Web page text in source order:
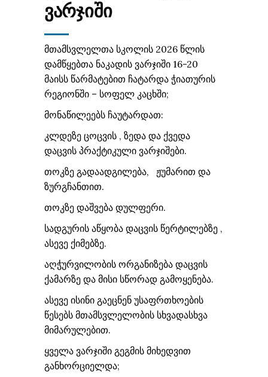
ᲕᲐᲠᲯᲘᲨᲘ
მთამსვლელთა სკოლის 2026 წლის
დამწყებთა ნაკადის ვარჯიში 16-20
მაისს წარმატებით ჩატარდა ჭიათურის
რეგიონში – სოფელ კაცხში;
მონაწილეებს ჩაუტარდათ:
კლდეზე ცოცვის , ზედა და ქვედა
დაცვის პრაქტიკული ვარჯიშები.
თოკზე გადაადგილება, ჟუმარით და
ზურგჩანთით.
თოკზე დაშვება დულფერი.
სადგურის აწყობა დაცვის წერტილებზე ,
ასევე ქიმებზე.
აღჭურვილობის ორგანიზება დაცვის
ქამარზე და მისი სწორად გამოყენება.
ასევე ისინი გაეცნენ უსაფრთხოების
წესებს მთამსვლელობის სხვადასხვა
მიმარულებით.
ყველა ვარჯიში გეგმის მიხედვით
განხორციელდა;